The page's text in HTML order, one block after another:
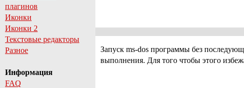
плагинов
Иконки
Иконки 2
Текстовые редакторы
Разное
Информация
FAQ
Запуск ms-dos программы без
выполнения. Для того чтобы этого